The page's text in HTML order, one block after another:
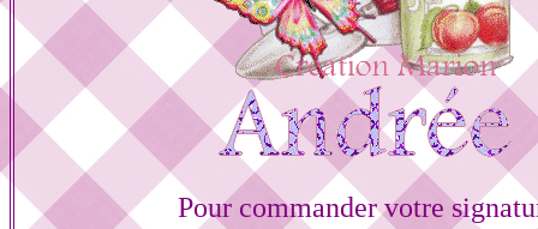
Pour commander votre